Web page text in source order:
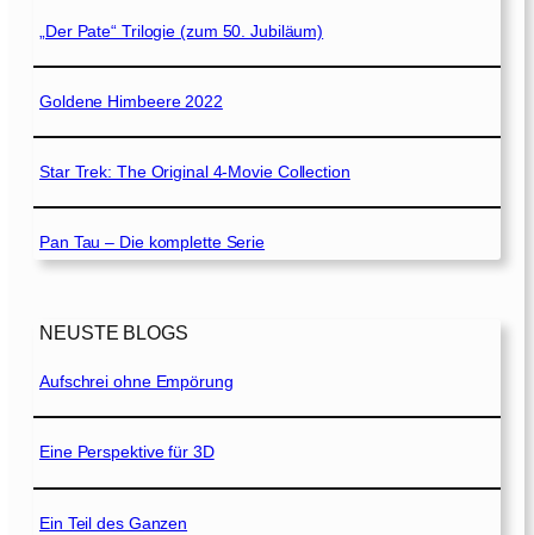
„Der Pate“ Trilogie (zum 50. Jubiläum)
Goldene Himbeere 2022
Star Trek: The Original 4-Movie Collection
Pan Tau – Die komplette Serie
NEUSTE BLOGS
Aufschrei ohne Empörung
Eine Perspektive für 3D
Ein Teil des Ganzen